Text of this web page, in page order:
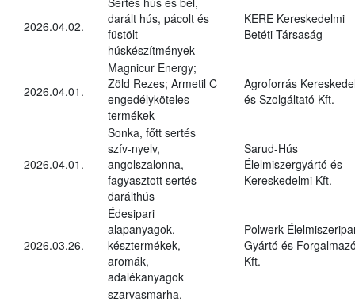
2026.04.02.
darált hús, pácolt és
füstölt
húskészítmények
KERE Kereskedelmi
Betéti Társaság
2026.04.01.
Magnicur Energy;
Zöld Rezes; Armetil C
engedélyköteles
termékek
Agroforrás
és Szolgáltató Kft.
2026.04.01.
Sonka, főtt sertés
szív-nyelv,
angolszalonna,
fagyasztott sertés
darálthús
Sarud-Hús
Élelmiszergyártó és
Kereskedelmi Kft.
2026.03.26.
Édesipari
alapanyagok,
késztermékek,
aromák,
adalékanyagok
Polwerk
Gyártó és
Kft.
szarvasmarha,